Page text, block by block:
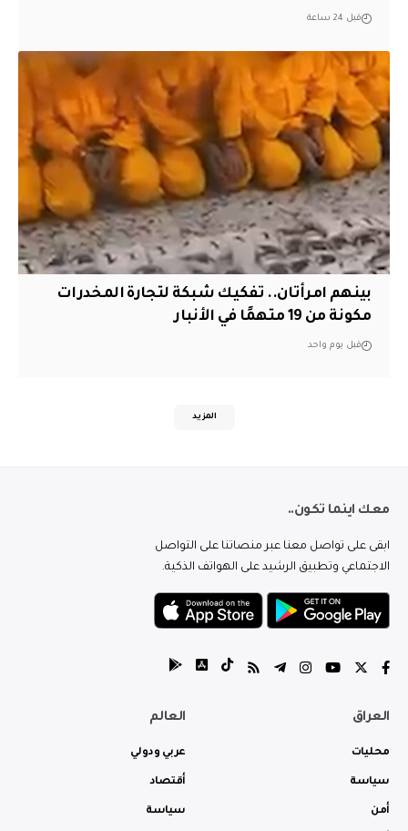
قبل 24 ساعة
بينهم امرأتان.. تفكيك شبكة لتجارة المخدرات
مكونة من 19 متهمًا في الأنبار
قبل يوم واحد
المزيد
معك اينما تكون..
ابقى على تواصل معنا عبر منصاتنا على التواصل
الاجتماعي وتطبيق الرشيد على الهواتف الذكية.
العراق
محليات
سياسة
أمن
العالم
عربي ودولي
أقتصاد
سياسة